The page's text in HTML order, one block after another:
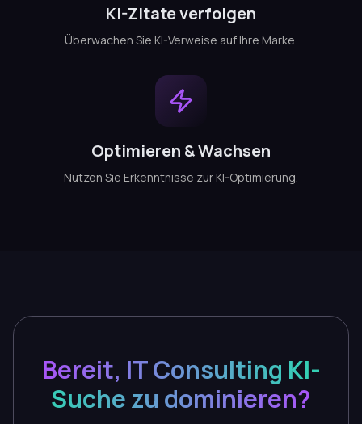
KI-Zitate verfolgen
Überwachen Sie KI-Verweise auf Ihre Marke.
Optimieren & Wachsen
Nutzen Sie Erkenntnisse zur KI-Optimierung.
Bereit, IT Consulting KI-
Suche zu dominieren?